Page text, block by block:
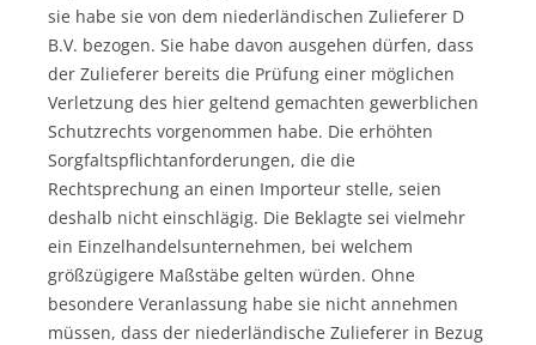
sie habe sie von dem niederländischen Zulieferer D
B.V. bezogen. Sie habe davon ausgehen dürfen, dass
der Zulieferer bereits die Prüfung einer möglichen
Verletzung des hier geltend gemachten gewerblichen
Schutzrechts vorgenommen habe. Die erhöhten
Sorgfaltspflichtanforderungen, die die
Rechtsprechung an einen Importeur stelle, seien
deshalb nicht einschlägig. Die Beklagte sei vielmehr
ein Einzelhandelsunternehmen, bei welchem
größzügigere Maßstäbe gelten würden. Ohne
besondere Veranlassung habe sie nicht annehmen
müssen, dass der niederländische Zulieferer in Bezug